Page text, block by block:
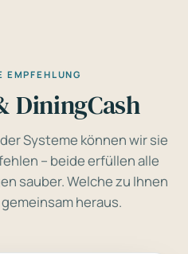
EMPFEHLUNG
DiningCash
Systeme können wir sie
– beide erfüllen alle
sauber. Welche zu Ihnen
heraus.